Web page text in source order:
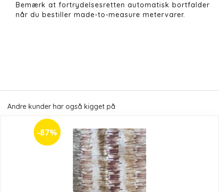
Bemærk at fortrydelsesretten automatisk bortfalder
når du bestiller made-to-measure metervarer.
Andre kunder har også kigget på
-87%